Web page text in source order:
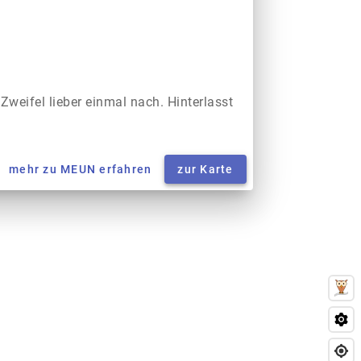
lieber einmal nach. Hinterlasst
mehr zu MEUN erfahren zur Karte